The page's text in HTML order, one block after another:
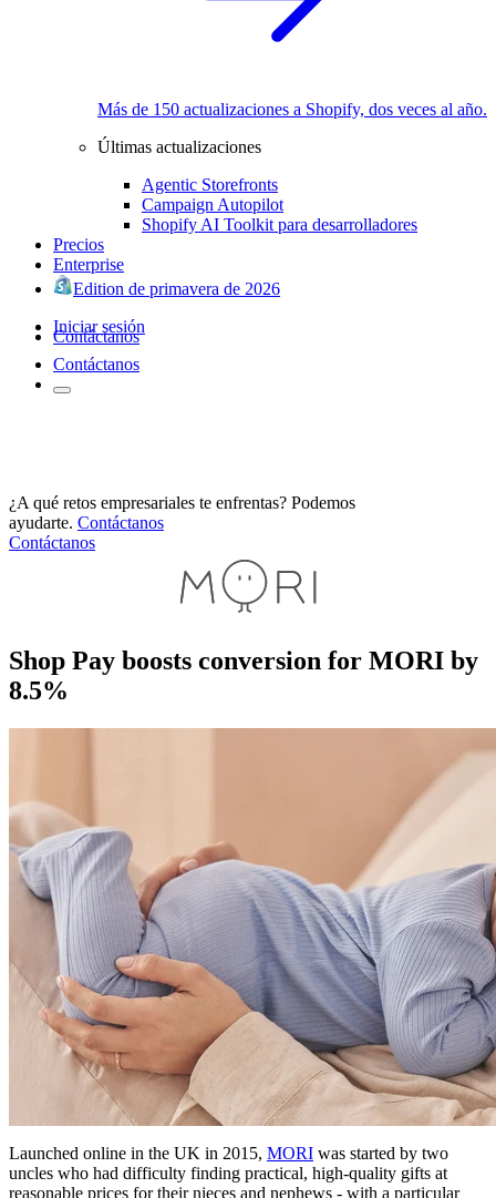
Más de 150 actualizaciones a Shopify, dos veces al año.
Últimas actualizaciones
Agentic Storefronts
Campaign Autopilot
Shopify AI Toolkit para desarrolladores
Precios
Enterprise
Edition de primavera de 2026
Iniciar sesión
Contáctanos
Contáctanos
¿A qué retos empresariales te enfrentas? Podemos
ayudarte. Contáctanos
Contáctanos
Shop Pay boosts conversion for MORI by
8.5%
Launched online in the UK in 2015, MORI was started by two
uncles who had difficulty finding practical, high-quality gifts at
reasonable prices for their nieces and nephews - with a particular